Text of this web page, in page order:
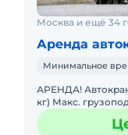
Москва и ещё 34
Аренда
Минимальное
АРЕНДА! Автокран
кг) Макс.
стрела - 85 м